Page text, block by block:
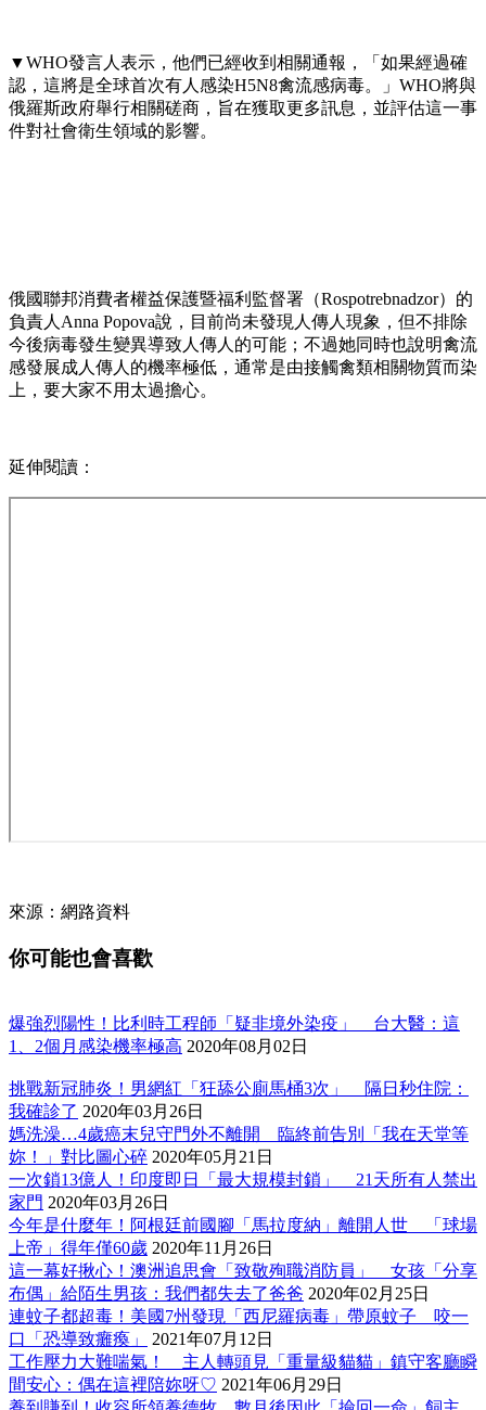
▼WHO發言人表示，他們已經收到相關通報，「如果經過確
認，這將是全球首次有人感染H5N8禽流感病毒。」WHO將與
俄羅斯政府舉行相關磋商，旨在獲取更多訊息，並評估這一事
件對社會衛生領域的影響。
俄國聯邦消費者權益保護暨福利監督署（Rospotrebnadzor）的
負責人Anna Popova說，目前尚未發現人傳人現象，但不排除
今後病毒發生變異導致人傳人的可能；不過她同時也說明禽流
感發展成人傳人的機率極低，通常是由接觸禽類相關物質而染
上，要大家不用太過擔心。
延伸閱讀：
來源：網路資料
你可能也會喜歡
爆強烈陽性！比利時工程師「疑非境外染疫」 台大醫：這
1、2個月感染機率極高 2020年08月02日
挑戰新冠肺炎！男網紅「狂舔公廁馬桶3次」 隔日秒住院：
我確診了 2020年03月26日
媽洗澡…4歲癌末兒守門外不離開 臨終前告別「我在天堂等
妳！」對比圖心碎 2020年05月21日
一次鎖13億人！印度即日「最大規模封鎖」 21天所有人禁出
家門 2020年03月26日
今年是什麼年！阿根廷前國腳「馬拉度納」離開人世 「球場
上帝」得年僅60歲 2020年11月26日
這一幕好揪心！澳洲追思會「致敬殉職消防員」 女孩「分享
布偶」給陌生男孩：我們都失去了爸爸 2020年02月25日
連蚊子都超毒！美國7州發現「西尼羅病毒」帶原蚊子 咬一
口「恐導致癱瘓」
2021年07月12日
工作壓力大難喘氣！ 主人轉頭見「重量級貓貓」鎮守客廳瞬
間安心：偶在這裡陪妳呀♡ 2021年06月29日